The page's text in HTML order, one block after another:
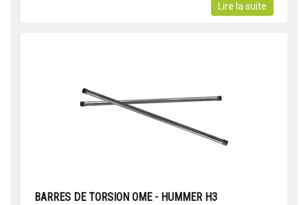
Lire la suite
BARRES DE TORSION OME - HUMMER H3